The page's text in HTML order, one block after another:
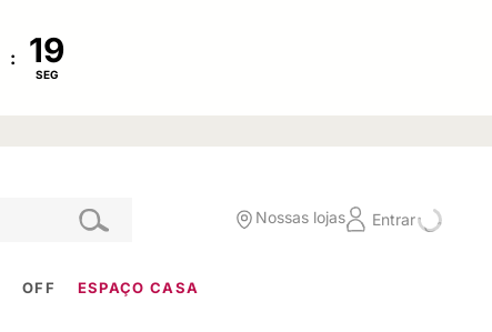
:
SEG
Nossas lojas Entrar
OFF ESPAÇO CASA